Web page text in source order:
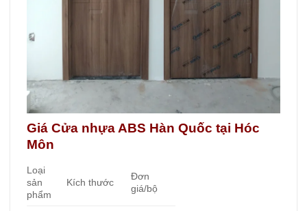
Giá Cửa nhựa ABS Hàn Quốc tại Hóc
Môn
Loại
sản
phẩm
Kích thước
Đơn
giá/bộ